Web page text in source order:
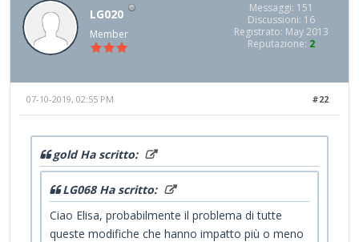
LG020
Member
Messaggi: 151
Discussioni: 16
Registrato: May 2013
Reputazione: 2
#22
07-10-2019, 02:55 PM
gold Ha scritto:
LG068 Ha scritto:
Ciao Elisa, probabilmente il problema di tutte
queste modifiche che hanno impatto più o meno